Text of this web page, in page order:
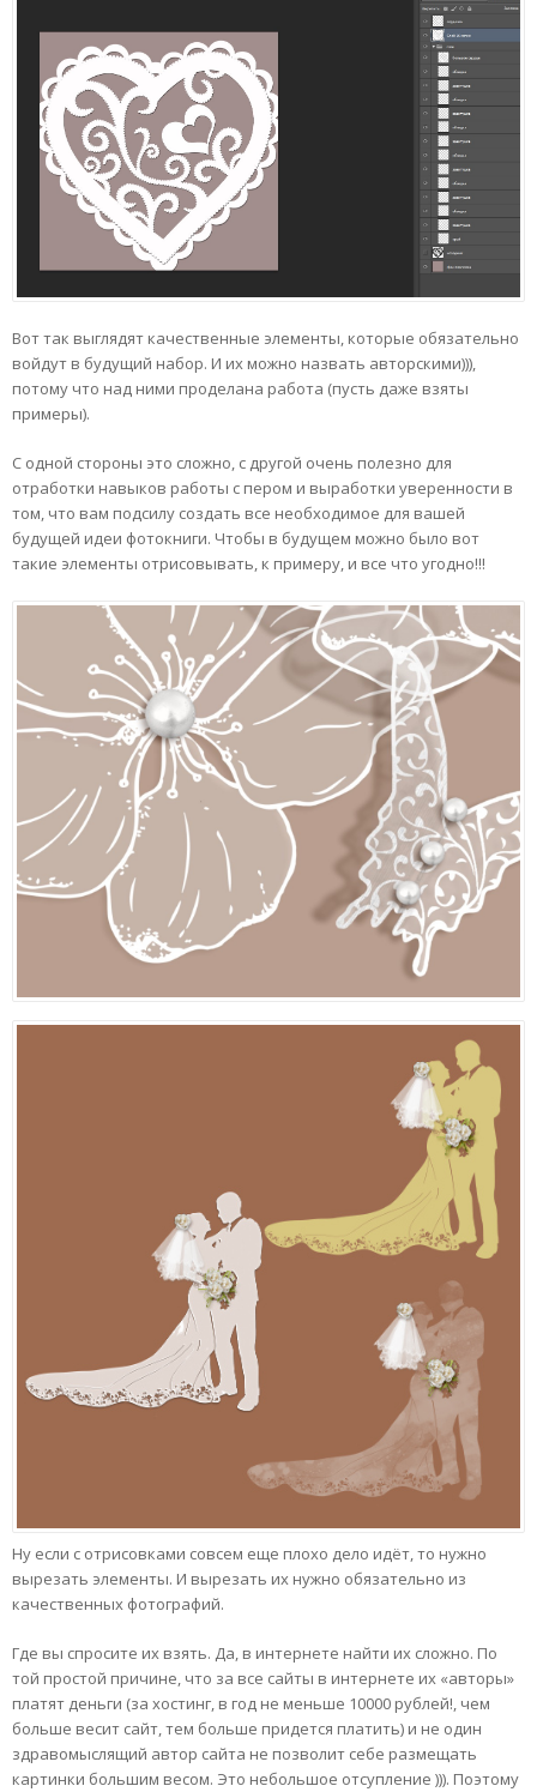
Вот так выглядят качественные элементы, которые обязательно
войдут в будущий набор. И их можно назвать авторскими))),
потому что над ними проделана работа (пусть даже взяты
примеры).
С одной стороны это сложно, с другой очень полезно для
отработки навыков работы с пером и выработки уверенности в
том, что вам подсилу создать все необходимое для вашей
будущей идеи фотокниги. Чтобы в будущем можно было вот
такие элементы отрисовывать, к примеру, и все что угодно!!!
Ну если с отрисовками совсем еще плохо дело идёт, то нужно
вырезать элементы. И вырезать их нужно обязательно из
качественных фотографий.
Где вы спросите их взять. Да, в интернете найти их сложно. По
той простой причине, что за все сайты в интернете их «авторы»
платят деньги (за хостинг, в год не меньше 10000 рублей!, чем
больше весит сайт, тем больше придется платить) и не один
здравомыслящий автор сайта не позволит себе размещать
картинки большим весом. Это небольшое отсупление ))). Поэтому